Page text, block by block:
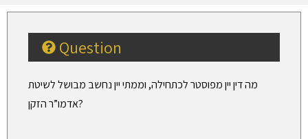
Question
מה דין יין מפוסטר לכתחילה, וממתי יין נחשב מבושל לשיטת
אדמו”ר הזקן?